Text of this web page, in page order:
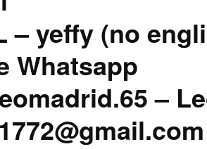
– yeffy (no
Whatsapp
–